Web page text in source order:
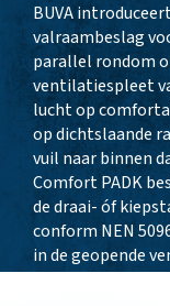
BUVA
valraambeslag
parallel rondom
ventilatiespleet
lucht op
op dichtslaande
vuil naar binnen
Comfort PADK
de draai- óf
conform NEN
in de geopende